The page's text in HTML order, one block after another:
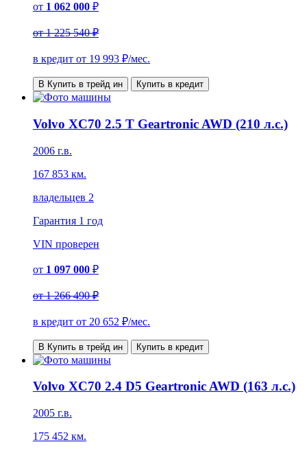
от 1 062 000 ₽
от1 225 540 ₽
в кредит от 19 993 ₽/мес.
В Купить в трейд ин Купить в кредит
Volvo XC70 2.5 T Geartronic AWD (210 л.с.)
2006 г.в.
167 853 км.
владельцев 2
Гарантия 1 год
VIN проверен
от 1 097 000 ₽
от1 266 490 ₽
в кредит от 20 652 ₽/мес.
В Купить в трейд ин Купить в кредит
Volvo XC70 2.4 D5 Geartronic AWD (163 л.с.)
2005 г.в.
175 452 км.